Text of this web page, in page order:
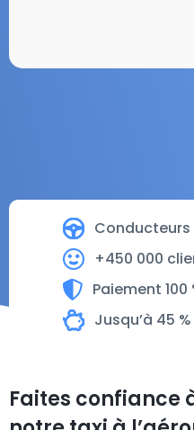
+450 000
Paiement 100
Jusqu’à 45
Faites confiance